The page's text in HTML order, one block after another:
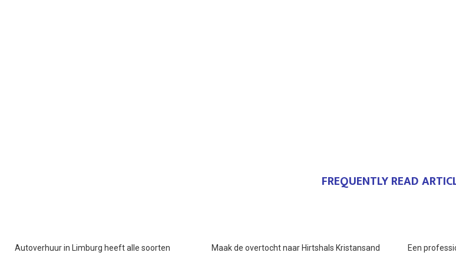
FREQUENTLY READ
Autoverhuur in Limburg heeft alle soorten
Maak de overtocht naar Hirtshals Kristansand
Een